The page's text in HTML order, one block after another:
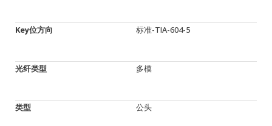
Key位方向 标准-TIA-604-5
光纤类型 多模
类型 公头